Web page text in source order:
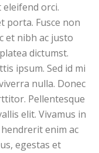
orci.
porta. Fusce non
et nibh ac justo
dictumst.
ipsum. Sed id mi
nulla. Donec
Pellentesque
elit. Vivamus in
enim ac
egestas et